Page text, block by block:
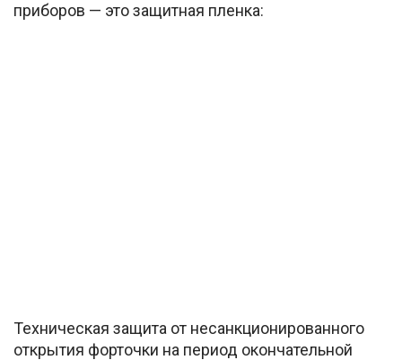
приборов — это защитная пленка:
Техническая защита от несанкционированного
открытия форточки на период окончательной